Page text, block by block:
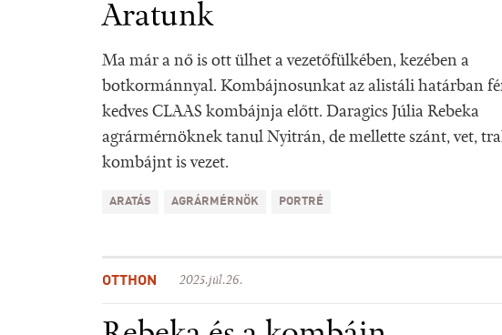
Aratunk
Ma már a nő is ott ülhet a vezetőfülkében, kezében a
botkormánnyal. Kombájnosunkat az alistáli határban
kedves CLAAS kombájnja előtt. Daragics Júlia Rebeka
agrármérnöknek tanul Nyitrán, de mellette szánt, vet,
kombájnt is vezet.
ARATÁS AGRÁRMÉRNÖK PORTRÉ
OTTHON 2025.júl.26.